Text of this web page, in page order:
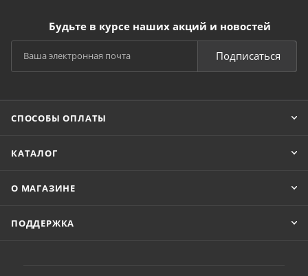
Будьте в курсе наших акций и новостей
Подписаться
СПОСОБЫ ОПЛАТЫ
КАТАЛОГ
О МАГАЗИНЕ
ПОДДЕРЖКА